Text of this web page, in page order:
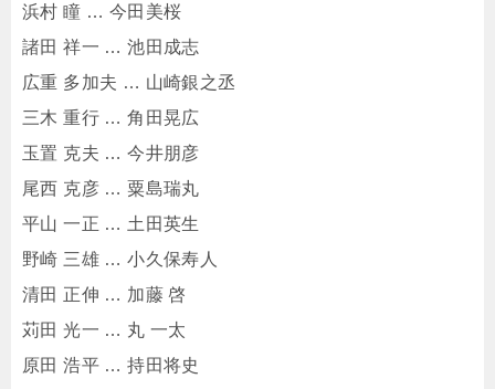
浜村 瞳 … 今田美桜
諸田 祥一 … 池田成志
広重 多加夫 … 山崎銀之丞
三木 重行 … 角田晃広
玉置 克夫 … 今井朋彦
尾西 克彦 … 粟島瑞丸
平山 一正 … 土田英生
野崎 三雄 … 小久保寿人
清田 正伸 … 加藤 啓
苅田 光一 … 丸 一太
原田 浩平 … 持田将史